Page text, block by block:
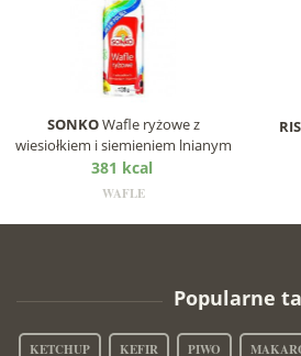
SONKOWafle ryżowe z
wiesiołkiem i siemieniem lnianym
381 kcal
WAFLE
Popularne
KETCHUP KEFIR PIWO